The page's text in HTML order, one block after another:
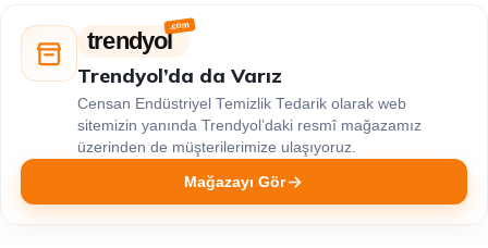
trendyol
Trendyol’da da Varız
Censan Endüstriyel Temizlik Tedarik olarak web
sitemizin yanında Trendyol’daki resmî mağazamız
üzerinden de müşterilerimize ulaşıyoruz.
Mağazayı Gör